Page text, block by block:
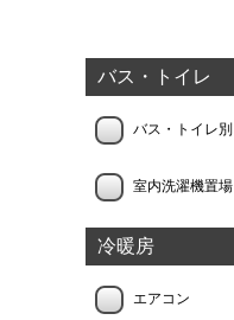
バス・トイレ
バス・トイレ別
室内洗濯機置場
冷暖房
エアコン